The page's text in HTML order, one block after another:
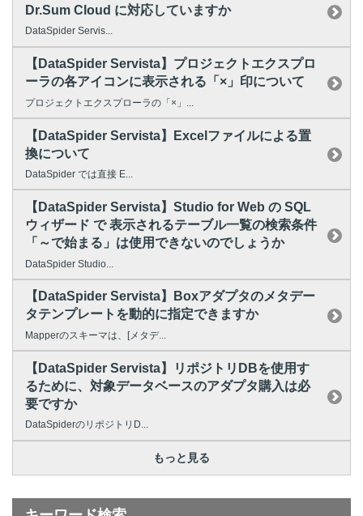
Dr.Sum Cloud に対応していますか
DataSpider Servis...
【DataSpider Servista】プロジェクトエクスプロ
ーラの各アイコンに表示される「×」印について
プロジェクトエクスプローラの「×」...
【DataSpider Servista】Excelファイルによる置
換について
DataSpider では直接 E...
【DataSpider Servista】Studio for Web の SQL
ウィザード で 表示されるテーブル一覧の検索条件
「～で始まる」は使用できないのでしょうか
DataSpider Studio...
【DataSpider Servista】Boxアダプタのメタデー
タテンプレートを動的に指定できますか
Mapperのスキーマは、[メタデ...
【DataSpider Servista】リポジトリDBを使用す
るために、対象データベースのアダプタ購入は必
要ですか
DataSpiderのリポジトリD...
もっと見る